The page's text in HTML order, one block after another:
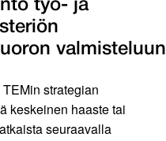
työ- ja
valmisteluun
strategian
keskeinen haaste tai
seuraavalla